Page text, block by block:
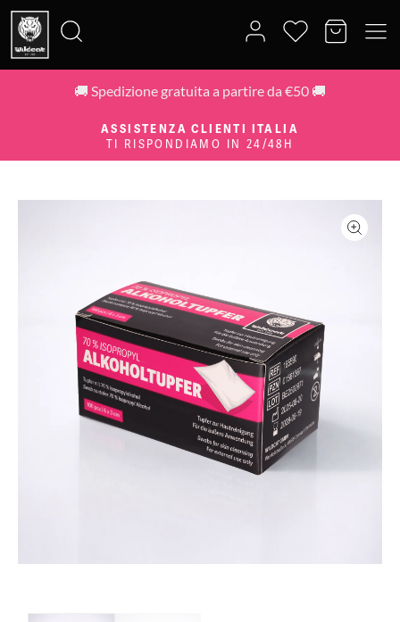
🚚 Spedizione gratuita a partire da €50 🚚
ASSISTENZA CLIENTI ITALIA
TI RISPONDIAMO IN 24/48H